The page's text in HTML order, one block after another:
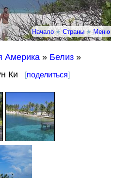
Начало★Страны★Меню
Америка » Белиз »
Ки [поделиться]